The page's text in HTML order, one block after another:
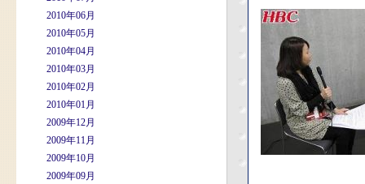
2010年06月
2010年05月
2010年04月
2010年03月
2010年02月
2010年01月
2009年12月
2009年11月
2009年10月
2009年09月